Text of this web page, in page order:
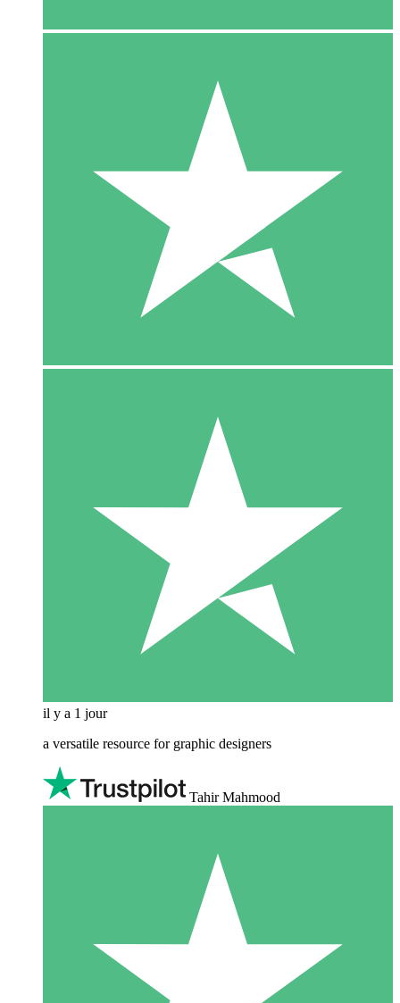
il y a 1 jour
a versatile resource for graphic designers
Tahir Mahmood